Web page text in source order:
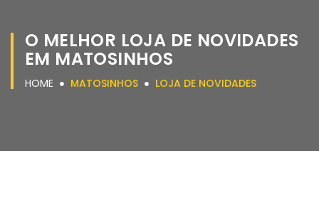
O MELHOR LOJA DE NOVIDADES
EM MATOSINHOS
HOME MATOSINHOS LOJA DE NOVIDADES